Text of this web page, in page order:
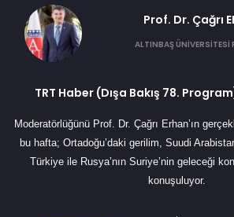
Prof. Dr. Çağrı
ALTINBAŞ ÜNİVERSİTESİ
TRT Haber (Dışa Bakış 78.
Moderatörlüğünü Prof. Dr. Çağrı Erhan’ın
bu hafta; Ortadoğu’daki gerilim, Suudi
Türkiye ile Rusya’nın Suriye’nin geleceği
konuşuluyor.